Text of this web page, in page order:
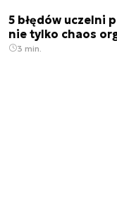
5 błędów uczelni
nie tylko chaos
3 min.